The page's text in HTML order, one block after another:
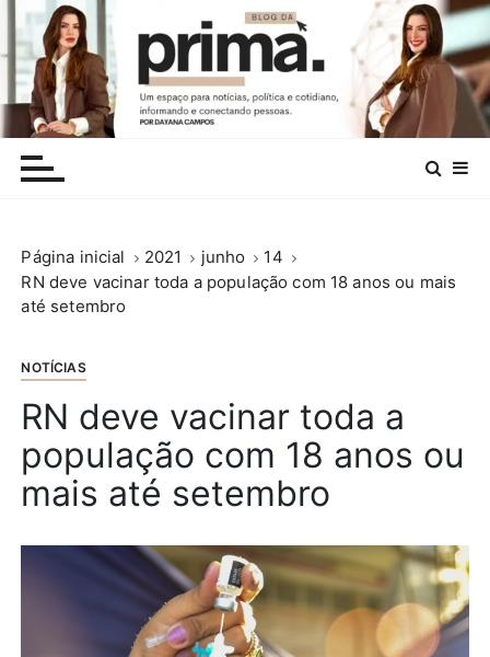
Página inicial 2021 junho
14
RN deve vacinar toda a população com 18 anos ou mais
até setembro
NOTÍCIAS
RN deve vacinar toda a
população com 18 anos ou
mais até setembro